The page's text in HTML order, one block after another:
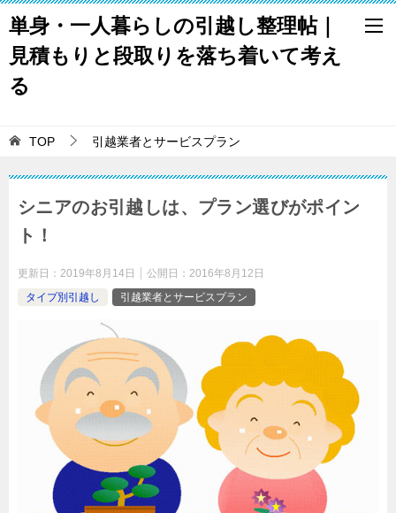
単身・一人暮らしの引越し整理帖｜
見積もりと段取りを落ち着いて考え
る
TOP 引越業者とサービスプラン
シニアのお引越しは、プラン選びがポイン
ト！
更新日： 2019年8月14日 公開日： 2016年8月12日
タイプ別引越し
引越業者とサービスプラン